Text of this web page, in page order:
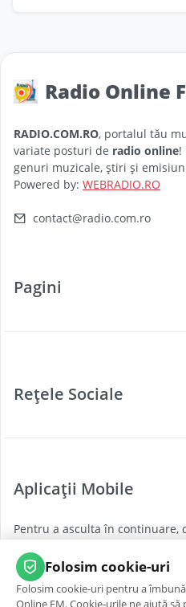
Radio Online
RADIO.COM.RO, portalul tău
variate posturi de radio online!
genuri muzicale, știri și
Powered by: WEBRADIO.RO
contact@radio.com.ro
Pagini
Țări
Rețele Sociale
Instagram
Aplicații Mobile
Pentru a asculta în continuare,
oriunde.
App Store Google
Folosim cookie-uri
Folosim cookie-uri pentru a
Online FM. Cookie-urile ne ajută